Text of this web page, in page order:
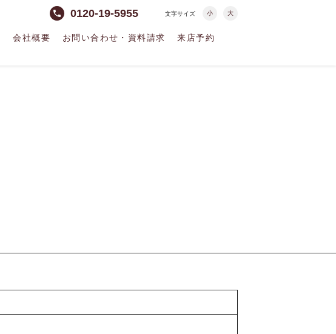
phone 0120-19-5955 文字サイズ 小 大
会社概要 お問い合わせ・資料請求 来店予約